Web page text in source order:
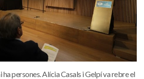
persones. Alícia Casals i Gelpí va rebre el